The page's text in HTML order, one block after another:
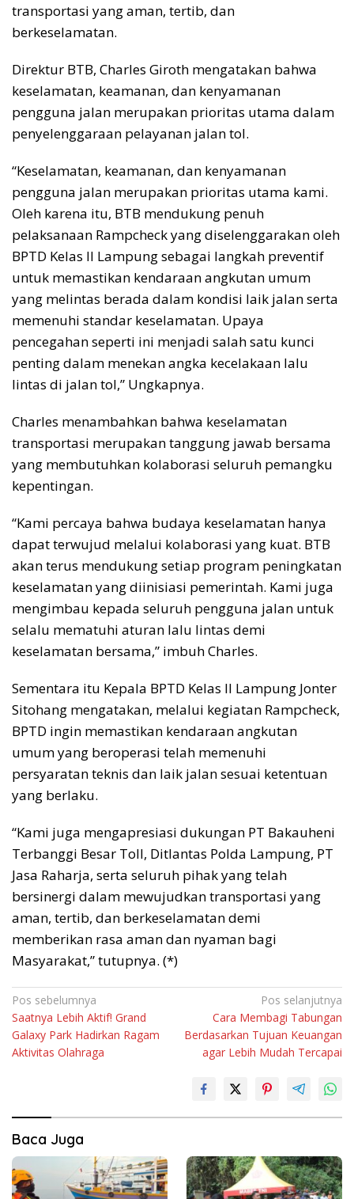
transportasi yang aman, tertib, dan
berkeselamatan.
Direktur BTB, Charles Giroth mengatakan bahwa
keselamatan, keamanan, dan kenyamanan
pengguna jalan merupakan prioritas utama dalam
penyelenggaraan pelayanan jalan tol.
“Keselamatan, keamanan, dan kenyamanan
pengguna jalan merupakan prioritas utama kami.
Oleh karena itu, BTB mendukung penuh
pelaksanaan Rampcheck yang diselenggarakan oleh
BPTD Kelas II Lampung sebagai langkah preventif
untuk memastikan kendaraan angkutan umum
yang melintas berada dalam kondisi laik jalan serta
memenuhi standar keselamatan. Upaya
pencegahan seperti ini menjadi salah satu kunci
penting dalam menekan angka kecelakaan lalu
lintas di jalan tol,” Ungkapnya.
Charles menambahkan bahwa keselamatan
transportasi merupakan tanggung jawab bersama
yang membutuhkan kolaborasi seluruh pemangku
kepentingan.
“Kami percaya bahwa budaya keselamatan hanya
dapat terwujud melalui kolaborasi yang kuat. BTB
akan terus mendukung setiap program peningkatan
keselamatan yang diinisiasi pemerintah. Kami juga
mengimbau kepada seluruh pengguna jalan untuk
selalu mematuhi aturan lalu lintas demi
keselamatan bersama,” imbuh Charles.
Sementara itu Kepala BPTD Kelas II Lampung Jonter
Sitohang mengatakan, melalui kegiatan Rampcheck,
BPTD ingin memastikan kendaraan angkutan
umum yang beroperasi telah memenuhi
persyaratan teknis dan laik jalan sesuai ketentuan
yang berlaku.
“Kami juga mengapresiasi dukungan PT Bakauheni
Terbanggi Besar Toll, Ditlantas Polda Lampung, PT
Jasa Raharja, serta seluruh pihak yang telah
bersinergi dalam mewujudkan transportasi yang
aman, tertib, dan berkeselamatan demi
memberikan rasa aman dan nyaman bagi
Masyarakat,” tutupnya. (*)
Navigasi
pos
Pos sebelumnya
Saatnya Lebih Aktif! Grand
Galaxy Park Hadirkan Ragam
Aktivitas Olahraga
Pos selanjutnya
Cara Membagi Tabungan
Berdasarkan Tujuan Keuangan
agar Lebih Mudah Tercapai
Baca Juga